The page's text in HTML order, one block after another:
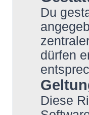
Du
dürfen
Diese